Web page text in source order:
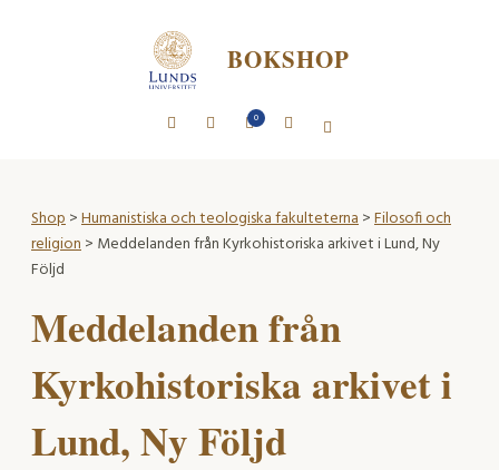
BOKSHOP
0
Shop>Humanistiska och teologiska fakulteterna>Filosofi och
religion> Meddelanden från Kyrkohistoriska arkivet i Lund, Ny
Följd
Meddelanden från
Kyrkohistoriska arkivet i
Lund, Ny Följd